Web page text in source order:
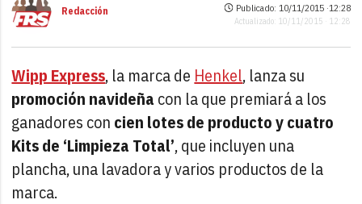
Redacción Publicado: 10/11/2015 ·12:28
Actualizado: 10/11/2015 · 12:28
Wipp Express, la marca de Henkel, lanza su
promoción navideña con la que premiará a los
ganadores con cien lotes de producto y cuatro
Kits de ‘Limpieza Total’, que incluyen una
plancha, una lavadora y varios productos de la
marca.